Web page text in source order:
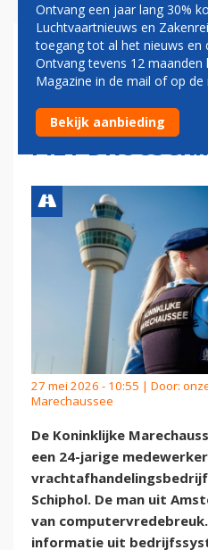
AANGEHOUDEN
SCHIPHOL OM
MET
27 mei 2026 - 10:55 | Door:
Marechaussee
De Koninklijke
een 24-jarige
Schiphol. De man uit
van
informatie uit
Ontvang een jaar lang 30%
Luchtvaartnieuws en
toegang tot al het nieuws en
Ontvang tevens 12
Magazine in de mail of op de
Bekijk aanbieding